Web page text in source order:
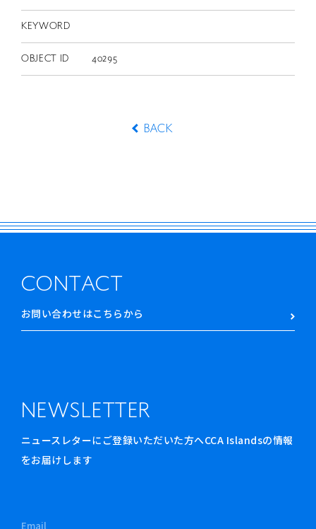
KEYWORD
OBJECT ID 40295
BACK
CONTACT
お問い合わせはこちらから
NEWSLETTER
ニュースレターにご登録いただいた方へCCA Islandsの情報
をお届けします